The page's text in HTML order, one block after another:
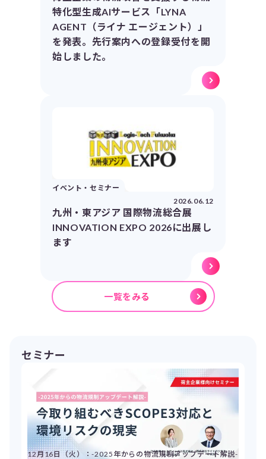
特化型生成AIサービス「LYNA
AGENT（ライナ エージェント）」
を発表。先行案内への登録受付を開
始しました。
イベント・セミナー
2026.06.12
九州・東アジア 国際物流総合展
INNOVATION EXPO 2026に出展し
ます
一覧をみる
セミナー
12月16日（火）：-2025年からの物流規制アップデート解説-